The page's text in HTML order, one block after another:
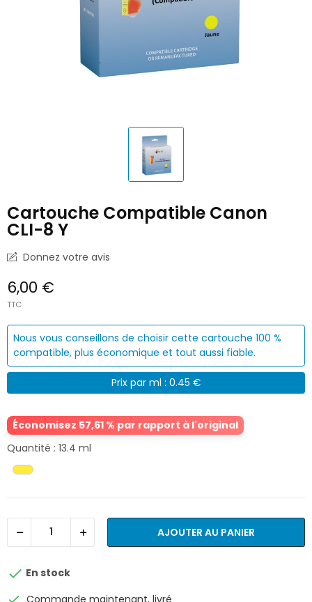
Cartouche Compatible Canon
CLI-8 Y
Donnez votre avis
6,00 €
TTC
Nous vous conseillons de choisir cette cartouche 100 %
compatible, plus économique et tout aussi fiable.
Prix par ml : 0.45 €
Économisez 57,61 % par rapport à l'original
Quantité : 13.4 ml
AJOUTER AU PANIER
 En stock
check Commande maintenant, livré